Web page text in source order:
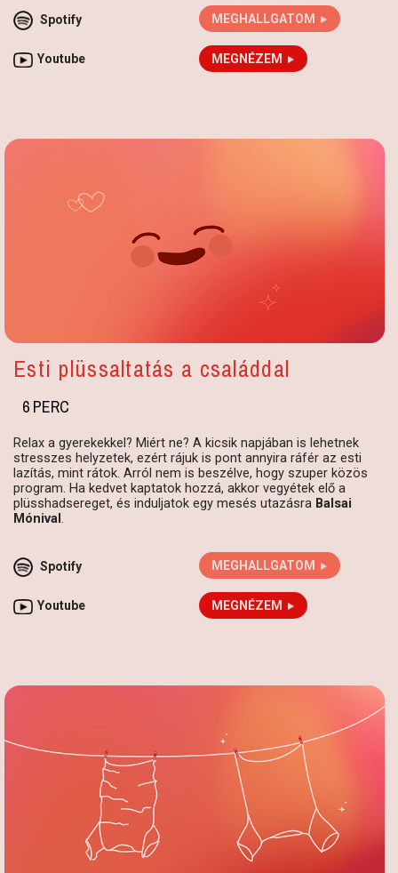
Spotify MEGHALLGATOM
Youtube MEGNÉZEM
Esti plüssaltatás a családdal
6 PERC
Relax a gyerekekkel? Miért ne? A kicsik napjában is lehetnek
stresszes helyzetek, ezért rájuk is pont annyira ráfér az esti
lazítás, mint rátok. Arról nem is beszélve, hogy szuper közös
program. Ha kedvet kaptatok hozzá, akkor vegyétek elő a
plüsshadsereget, és induljatok egy mesés utazásra Balsai
Mónival .
Spotify MEGHALLGATOM
Youtube MEGNÉZEM